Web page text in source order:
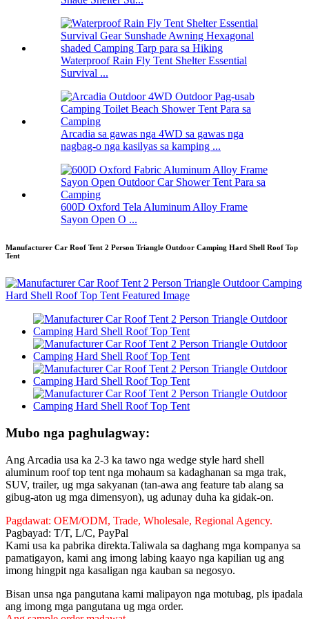
Waterproof Rain Fly Tent Shelter Essential
Survival ...
Arcadia sa gawas nga 4WD sa gawas nga
nagbag-o nga kasilyas sa kamping ...
600D Oxford Tela Aluminum Alloy Frame
Sayon Open O ...
Manufacturer Car Roof Tent 2 Person Triangle Outdoor Camping Hard Shell Roof Top
Tent
Mubo nga paghulagway:
Ang Arcadia usa ka 2-3 ka tawo nga wedge style hard shell
aluminum roof top tent nga mohaum sa kadaghanan sa mga trak,
SUV, trailer, ug mga sakyanan (tan-awa ang feature tab alang sa
gibug-aton ug mga dimensyon), ug adunay duha ka gidak-on.
Pagdawat: OEM/ODM, Trade, Wholesale, Regional Agency.
Pagbayad: T/T, L/C, PayPal
Kami usa ka pabrika direkta.Taliwala sa daghang mga kompanya sa
pamatigayon, kami ang imong labing kaayo nga kapilian ug ang
imong hingpit nga kasaligan nga kauban sa negosyo.
Bisan unsa nga pangutana kami malipayon nga motubag, pls ipadala
ang imong mga pangutana ug mga order.